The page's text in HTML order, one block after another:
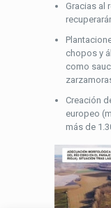
Gracias al
chopos y
como
Creación
europeo
más de